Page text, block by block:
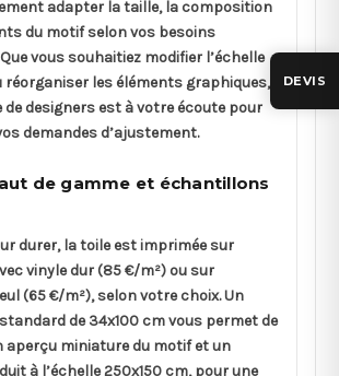
adapter la taille, la composition
du motif selon vos besoins
vous souhaitiez modifier l’échelle
réorganiser les éléments graphiques,
de designers est à votre écoute pour
demandes d’ajustement.
de gamme et échantillons
durer, la toile est imprimée sur
vinyle dur (85 €/m²) ou sur
(65 €/m²), selon votre choix. Un
de 34x100 cm vous permet de
aperçu miniature du motif et un
à l’échelle 250x150 cm, pour une
DEVIS